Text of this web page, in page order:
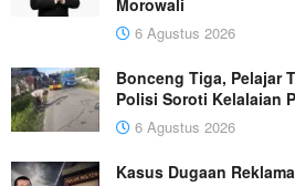
Morowali
6 Agustus 2026
Bonceng Tiga, Pelajar
Polisi Soroti Kelalaian
6 Agustus 2026
Kasus Dugaan